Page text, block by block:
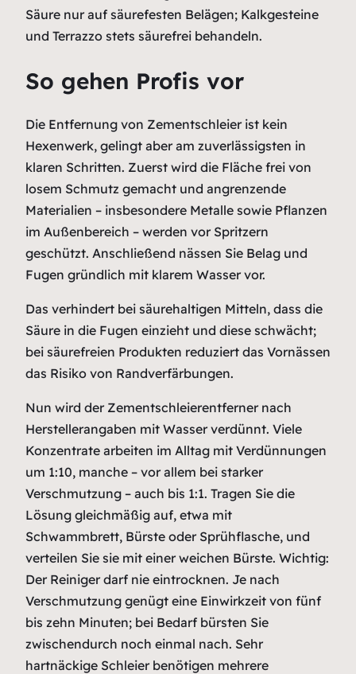
Säure nur auf säurefesten Belägen; Kalkgesteine
und Terrazzo stets säurefrei behandeln.
So gehen Profis vor
Die Entfernung von Zementschleier ist kein
Hexenwerk, gelingt aber am zuverlässigsten in
klaren Schritten. Zuerst wird die Fläche frei von
losem Schmutz gemacht und angrenzende
Materialien – insbesondere Metalle sowie Pflanzen
im Außenbereich – werden vor Spritzern
geschützt. Anschließend nässen Sie Belag und
Fugen gründlich mit klarem Wasser vor.
Das verhindert bei säurehaltigen Mitteln, dass die
Säure in die Fugen einzieht und diese schwächt;
bei säurefreien Produkten reduziert das Vornässen
das Risiko von Randverfärbungen.
Nun wird der Zementschleierentferner nach
Herstellerangaben mit Wasser verdünnt. Viele
Konzentrate arbeiten im Alltag mit Verdünnungen
um 1:10, manche – vor allem bei starker
Verschmutzung – auch bis 1:1. Tragen Sie die
Lösung gleichmäßig auf, etwa mit
Schwammbrett, Bürste oder Sprühflasche, und
verteilen Sie sie mit einer weichen Bürste. Wichtig:
Der Reiniger darf nie eintrocknen. Je nach
Verschmutzung genügt eine Einwirkzeit von fünf
bis zehn Minuten; bei Bedarf bürsten Sie
zwischendurch noch einmal nach. Sehr
hartnäckige Schleier benötigen mehrere